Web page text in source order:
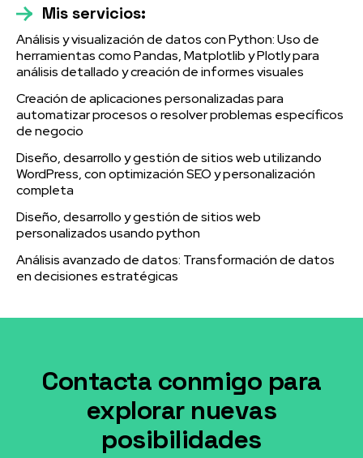
Mis servicios:
Análisis y visualización de datos con Python: Uso de
herramientas como Pandas, Matplotlib y Plotly para
análisis detallado y creación de informes visuales
Creación de aplicaciones personalizadas para
automatizar procesos o resolver problemas específicos
de negocio
Diseño, desarrollo y gestión de sitios web utilizando
WordPress, con optimización SEO y personalización
completa
Diseño, desarrollo y gestión de sitios web
personalizados usando python
Análisis avanzado de datos: Transformación de datos
en decisiones estratégicas
Contacta conmigo para
explorar nuevas
posibilidades